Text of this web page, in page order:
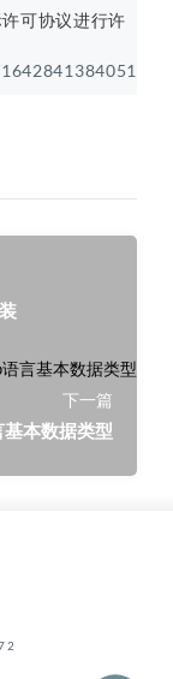
可协议进行许
下一篇
本数据类型